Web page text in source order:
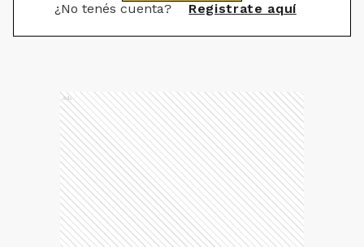
¿No tenés cuenta? Registrate aquí
Ads